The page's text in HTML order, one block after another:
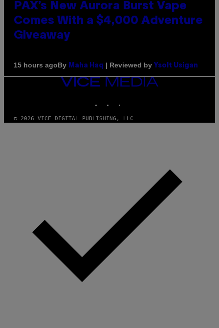
PAX’s New Aurora Burst Vape
Comes With a $4,000 Adventure
Giveaway
15 hours agoBy Maha Haq | Reviewed by Ysolt Usigan
VICE
MEDIA
© 2026 VICE DIGITAL PUBLISHING, LLC